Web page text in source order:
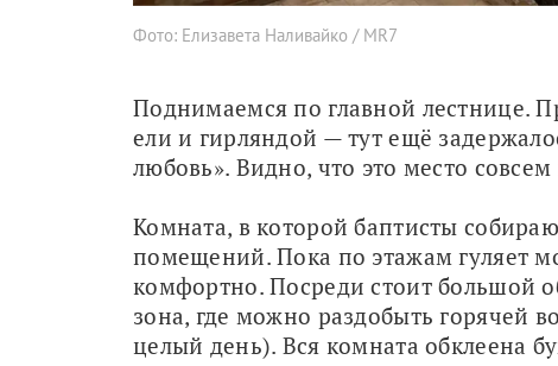
Фото: Елизавета Наливайко / MR7
Поднимаемся по главной лестнице.
ели и гирляндой — тут ещё
любовь». Видно, что это место
Комната, в которой баптисты
помещений. Пока по этажам гуляет
комфортно. Посреди стоит большой
зона, где можно раздобыть горячей
целый день). Вся комната обклеена